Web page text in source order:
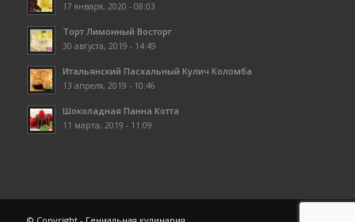
17 января, 2020 - 08:03
Торт Лимонный Восторг
30 августа, 2019 - 14:49
Итальянский Пасхальный Кулич Коломба
13 апреля, 2019 - 10:46
Шоколадная Панна Котта
11 марта, 2019 - 11:09